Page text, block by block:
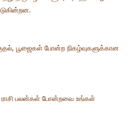
பூஜைகள் போன்ற நிகழ்வுகளுக்கான
ராசி பலன்கள் போன்றவை உங்கள்